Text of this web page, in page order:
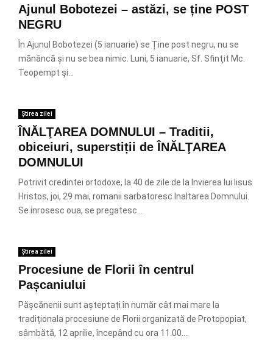
Ajunul Bobotezei – astăzi, se ține POST
NEGRU
În Ajunul Bobotezei (5 ianuarie) se Ține post negru, nu se
mănâncă și nu se bea nimic. Luni, 5 ianuarie, Sf. Sfinţit Mc.
Teopempt şi...
Știrea zilei
ÎNĂLŢAREA DOMNULUI – Traditii,
obiceiuri, superstiții de ÎNĂLŢAREA
DOMNULUI
Potrivit credintei ortodoxe, la 40 de zile de la Invierea lui Iisus
Hristos, joi, 29 mai, romanii sarbatoresc Inaltarea Domnului.
Se inrosesc oua, se pregatesc...
Știrea zilei
Procesiune de Florii în centrul
Pașcaniului
Pășcănenii sunt așteptați în număr cât mai mare la
tradiționala procesiune de Florii organizată de Protopopiat,
sâmbătă, 12 aprilie, începând cu ora 11.00....